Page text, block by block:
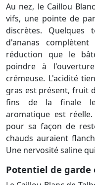
Au nez, le Caillou
vifs, une pointe de
discrètes. Quelques
d'ananas
réduction que le
poindre à
crémeuse. L'acidité
gras est présent, fruit
fins de la finale le
aromatique est
pour sa façon de
chauds auraient
Une nervosité saline
Potentiel de